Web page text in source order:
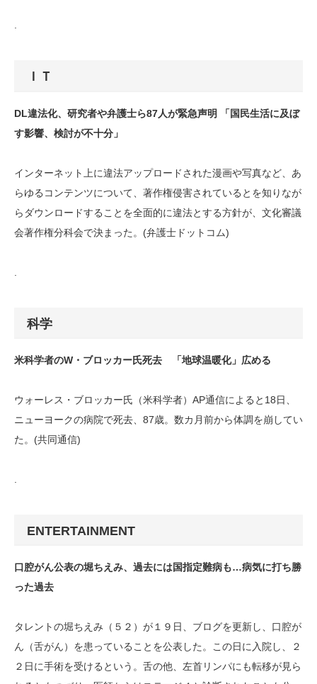
.
ＩＴ
DL違法化、研究者や弁護士ら87人が緊急声明 「国民生活に及ぼ
す影響、検討が不十分」
インターネット上に違法アップロードされた漫画や写真など、あ
らゆるコンテンツについて、著作権侵害されているとを知りなが
らダウンロードすることを全面的に違法とする方針が、文化審議
会著作権分科会で決まった。(弁護士ドットコム)
科学
米科学者のW・ブロッカー氏死去 「地球温暖化」広める
ウォーレス・ブロッカー氏（米科学者）AP通信によると18日、
ニューヨークの病院で死去、87歳。数カ月前から体調を崩してい
た。(共同通信)
ENTERTAINMENT
口腔がん公表の堀ちえみ、過去には国指定難病も…病気に打ち勝
った過去
タレントの堀ちえみ（５２）が１９日、ブログを更新し、口腔が
ん（舌がん）を患っていることを公表した。この日に入院し、２
２日に手術を受けるという。舌の他、左首リンパにも転移が見ら